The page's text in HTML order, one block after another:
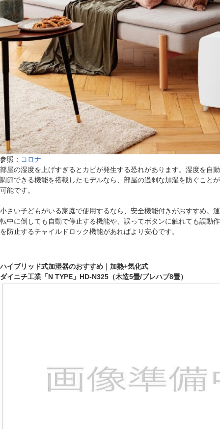
参照： コロナ
部屋の湿度を上げすぎるとカビが発生する恐れがあります。湿度を自動
調節できる機能を搭載したモデルなら、部屋の過剰な加湿を防ぐことが
可能です。
小さい子どもがいる家庭で使用するなら、安全機能付きがおすすめ。運
転中に倒しても自動で停止する機能や、誤ってボタンに触れても誤動作
を防止するチャイルドロック機能があればより安心です。
ハイブリッド式加湿器のおすすめ｜加熱+気化式
ダイニチ工業「N TYPE」HD-N325（木造5畳/プレハブ8畳）